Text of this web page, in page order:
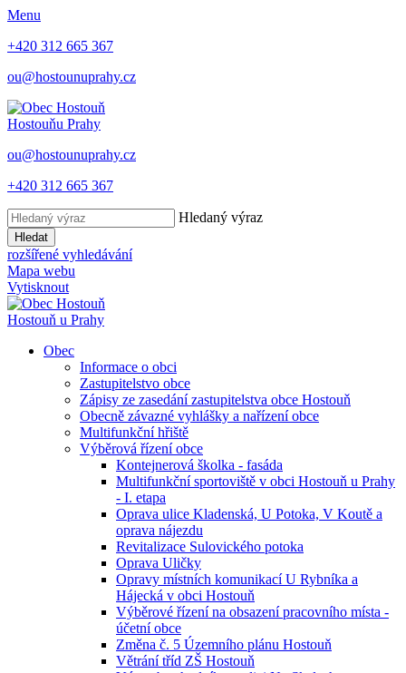
Menu
+420 312 665 367
ou@hostounuprahy.cz
Hostouňu Prahy
ou@hostounuprahy.cz
+420 312 665 367
Hledaný výraz
Hledat
rozšířené vyhledávání
Mapa webu
Vytisknout
Hostouň u Prahy
Obec
Informace o obci
Zastupitelstvo obce
Zápisy ze zasedání zastupitelstva obce Hostouň
Obecně závazné vyhlášky a nařízení obce
Multifunkční hřiště
Výběrová řízení obce
Kontejnerová školka - fasáda
Multifunkční sportoviště v obci Hostouň u Prahy
- I. etapa
Oprava ulice Kladenská, U Potoka, V Koutě a
oprava nájezdu
Revitalizace Sulovického potoka
Oprava Uličky
Opravy místních komunikací U Rybníka a
Hájecká v obci Hostouň
Výběrové řízení na obsazení pracovního místa -
účetní obce
Změna č. 5 Územního plánu Hostouň
Větrání tříd ZŠ Hostouň